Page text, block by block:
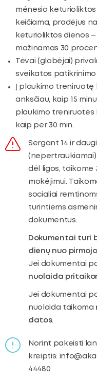
mėnesio
keičiama, pradėjus
keturioliktos dienos
mažinamas 30
Tėvai (globėjai)
sveikatos
Į plaukimo
anksčiau, kaip 15
plaukimo treniruotės
kaip per 30 min.
Sergant 14 ir
dėl ligos, taikome
mokėjimui.
socialiai
turintiems
dokumentus.
Dokumentai turi
dienų nuo
Jei dokumentai
nuolaida
Jei dokumentai
nuolaida taikoma
datos.
Norint pakeisti
kreiptis:
44480